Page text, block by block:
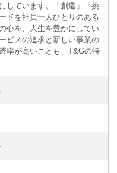
しています。「創造」「挑
ドを社員一人ひとりのある
心を、人生を豊かにしてい
ビスの追求と新しい事業の
率が高いことも、T&Gの特